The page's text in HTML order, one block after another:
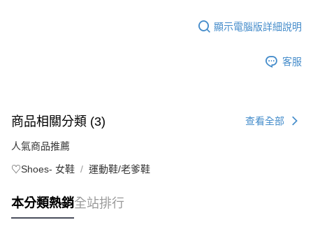
顯示電腦版詳細說明
客服
商品相關分類 (3) 查看全部
人氣商品推薦
♡Shoes- 女鞋 運動鞋/老爹鞋
本分類熱銷全站排行